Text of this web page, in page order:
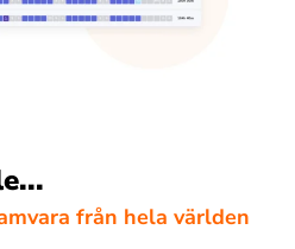
från hela världen